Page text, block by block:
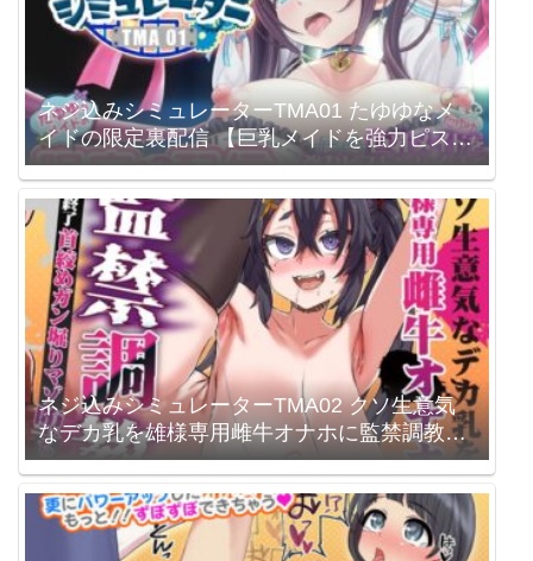
ネジ込みシミュレーターTMA01 たゆゆなメ
イドの限定裏配信 【巨乳メイドを強力ピスト
ンバイブで連続アクメ調教】 やぶから堂
ネジ込みシミュレーターTMA02 クソ生意気
なデカ乳を雄様専用雌牛オナホに監禁調教
【人生終了首絞めガン堀りマゾ堕アクメ】 や